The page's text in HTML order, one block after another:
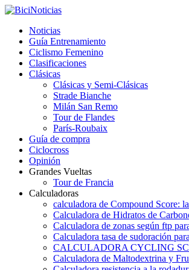
Noticias
Guía Entrenamiento
Ciclismo Femenino
Clasificaciones
Clásicas
Clásicas y Semi-Clásicas
Strade Bianche
Milán San Remo
Tour de Flandes
París-Roubaix
Guía de compra
Ciclocross
Opinión
Grandes Vueltas
Tour de Francia
Calculadoras
calculadora de Compound Score:
Calculadora de Hidratos de
Calculadora de zonas según ftp
Calculadora tasa de sudoración
CALCULADORA CYCLING
Calculadora de Maltodextrina y